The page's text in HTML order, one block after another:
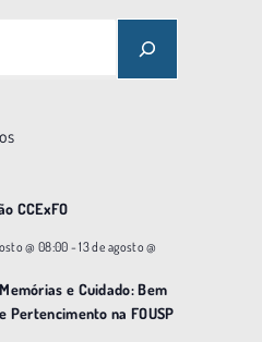
CCExFO
@ 08:00-13 de agosto @
e Cuidado: Bem
Pertencimento na FOUSP